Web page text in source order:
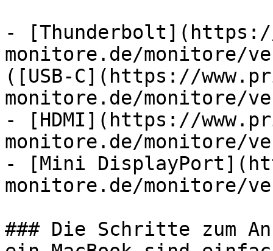
- [Thunderbolt](https://
monitore.de/monitore/
([USB-C](https://
monitore.de/monitore/
- [HDMI](https://
monitore.de/monitore/
- [Mini
monitore.de/monitore/
### Die Schritte zum